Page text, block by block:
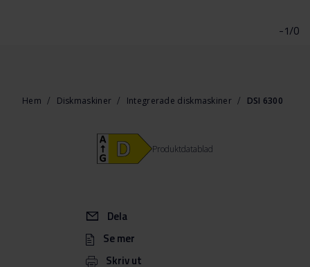
-1/0
Hem Diskmaskiner Integrerade diskmaskiner DSI 6300
Dela
Se mer
Skriv ut
Produktdatablad